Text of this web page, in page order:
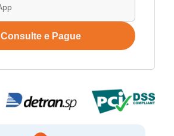
Consulte e Pague